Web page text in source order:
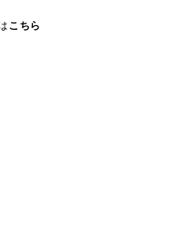
こちら